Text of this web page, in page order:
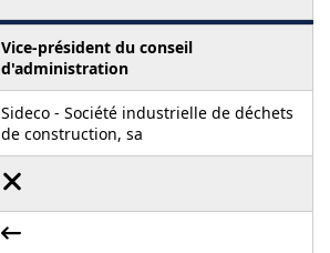
Vice-président du conseil
d'administration
Sideco - Société industrielle de déchets
de construction, sa